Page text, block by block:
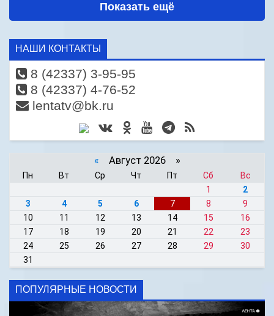
Показать ещё
НАШИ КОНТАКТЫ
8 (42337) 3-95-95
8 (42337) 4-76-52
lentatv@bk.ru
« Август 2026 »
Пн Вт Ср Чт Пт Сб
Вс
1
2
3
4 5 6 7 8
9
10
11 12 13 14 15
16
17
18 19 20 21 22
23
24
25 26 27 28 29
30
31
ПОПУЛЯРНЫЕ НОВОСТИ